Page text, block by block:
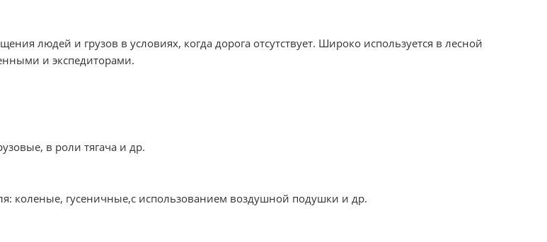
людей и грузов в условиях, когда дорога отсутствует. Широко используется в лесной
и экспедиторами.
в роли тягача и др.
коленые, гусеничные,с использованием воздушной подушки и др.